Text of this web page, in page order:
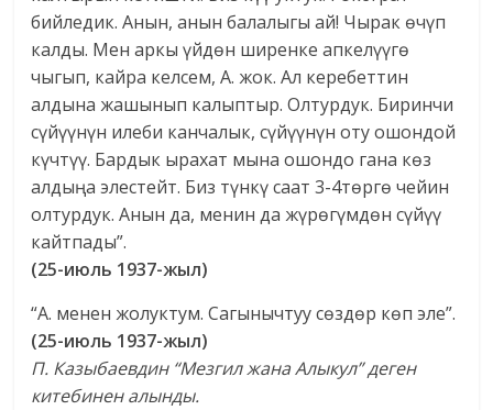
бийледик. Анын, анын балалыгы ай! Чырак өчүп
калды. Мен аркы үйдөн ширенке апкелүүгө
чыгып, кайра келсем, А. жок. Ал керебеттин
алдына жашынып калыптыр. Олтурдук. Биринчи
сүйүүнүн илеби канчалык, сүйүүнүн оту ошондой
күчтүү. Бардык ырахат мына ошондо гана көз
алдыңа элестейт. Биз түнкү саат 3-4төргө чейин
олтурдук. Анын да, менин да жүрөгүмдөн сүйүү
кайтпады”.
(25-июль 1937-жыл)
“А. менен жолуктум. Сагынычтуу сөздөр көп эле”.
(25-июль 1937-жыл)
П. Казыбаевдин “Мезгил жана Алыкул” деген
китебинен алынды.